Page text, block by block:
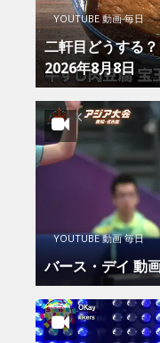
YOUTUBE 動画 毎日
二軒目どうする
2026年8月8日
YOUTUBE 動画 毎日
バース・デイ 動